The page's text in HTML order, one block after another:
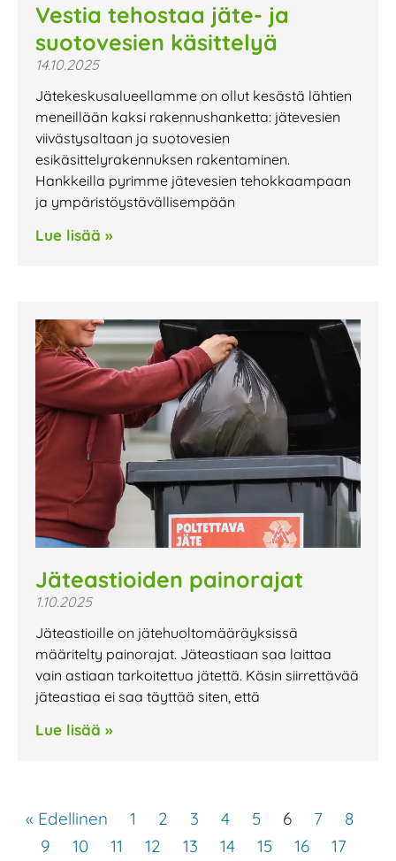
Vestia tehostaa jäte- ja
suotovesien käsittelyä
14.10.2025
Jätekeskusalueellamme on ollut kesästä lähtien
meneillään kaksi rakennushanketta: jätevesien
viivästysaltaan ja suotovesien
esikäsittelyrakennuksen rakentaminen.
Hankkeilla pyrimme jätevesien tehokkaampaan
ja ympäristöystävällisempään
Lue lisää »
Jäteastioiden painorajat
1.10.2025
Jäteastioille on jätehuoltomääräyksissä
määritelty painorajat. Jäteastiaan saa laittaa
vain astiaan tarkoitettua jätettä. Käsin siirrettävää
jäteastiaa ei saa täyttää siten, että
Lue lisää »
« Edellinen 1 2 3 4 5 6 7
8
9
10 11 12 13 14 15 16
17